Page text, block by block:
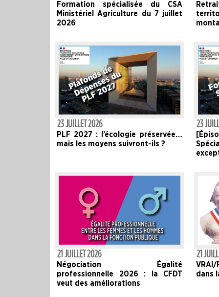
Formation spécialisée du CSA
Ministériel Agriculture du 7 juillet
2026
23 JUILLET 2026
PLF 2027 : l’écologie préservée…
mais les moyens suivront-ils ?
23
21 JUILLET 2026
Négociation Égalité
professionnelle 2026 : la CFDT
veut des améliorations
21
dans